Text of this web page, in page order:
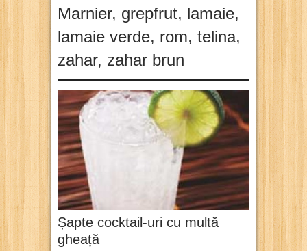
Marnier, grepfrut, lamaie,
lamaie verde, rom, telina,
zahar, zahar brun
Șapte cocktail-uri cu multă
gheață